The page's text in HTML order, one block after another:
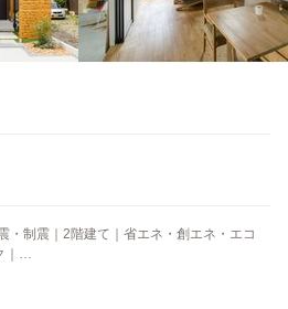
・制震｜2階建て｜省エネ・創エネ・エコ
｜…